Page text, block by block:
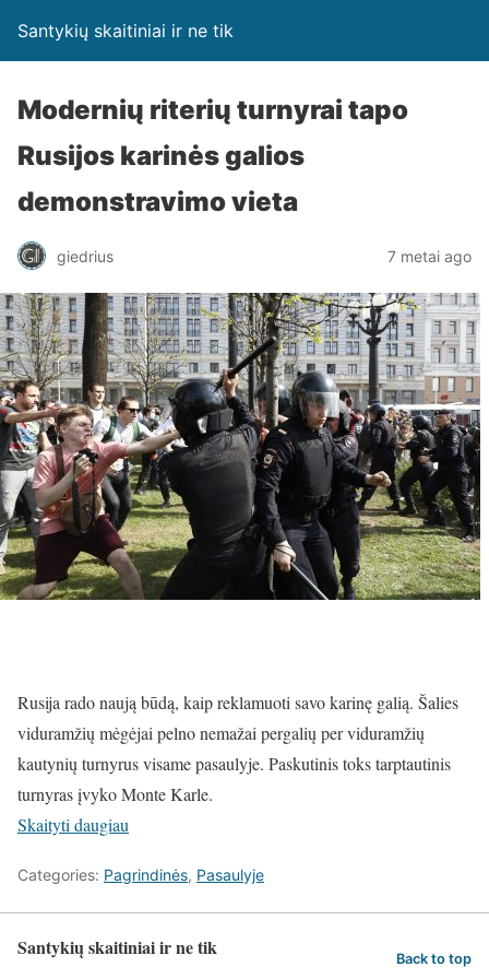
Santykių skaitiniai ir ne tik
Modernių riterių turnyrai tapo
Rusijos karinės galios
demonstravimo vieta
giedrius 7 metai ago
Rusija rado naują būdą, kaip reklamuoti savo karinę galią. Šalies
viduramžių mėgėjai pelno nemažai pergalių per viduramžių
kautynių turnyrus visame pasaulyje. Paskutinis toks tarptautinis
turnyras įvyko Monte Karle.
Skaityti daugiau
Categories: Pagrindinės, Pasaulyje
Santykių skaitiniai ir ne tik Back to top